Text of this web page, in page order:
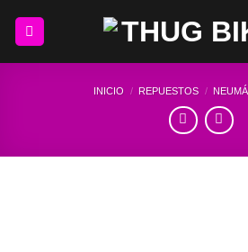
INICIO / REPUESTOS /